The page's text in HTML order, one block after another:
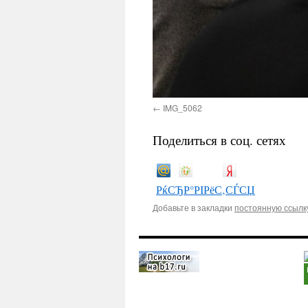
IMG_5062
Поделиться в соц. сетях
РќСЂР°РІРёС‚СЃСЏ
Добавьте в закладки постоянную